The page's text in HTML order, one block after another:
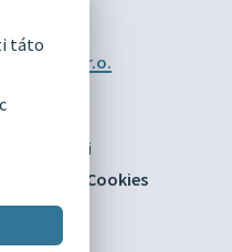
táto
partner s.r.o.
Nastaviť Cookies